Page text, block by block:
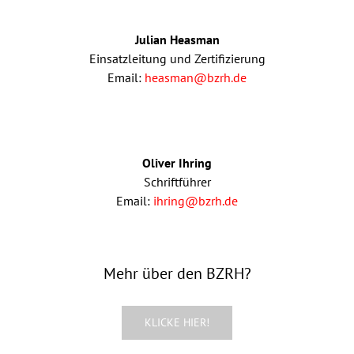
Julian Heasman
Einsatzleitung und Zertifizierung
Email: heasman@bzrh.de
Oliver Ihring
Schriftführer
Email: ihring@bzrh.de
Mehr über den BZRH?
KLICKE HIER!